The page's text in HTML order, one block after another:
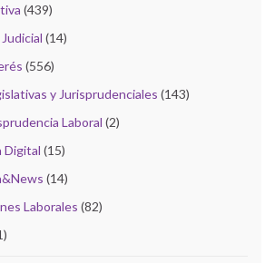
(439)
(14)
(556)
y Jurisprudenciales (143)
Laboral (2)
Digital (15)
(14)
Laborales (82)